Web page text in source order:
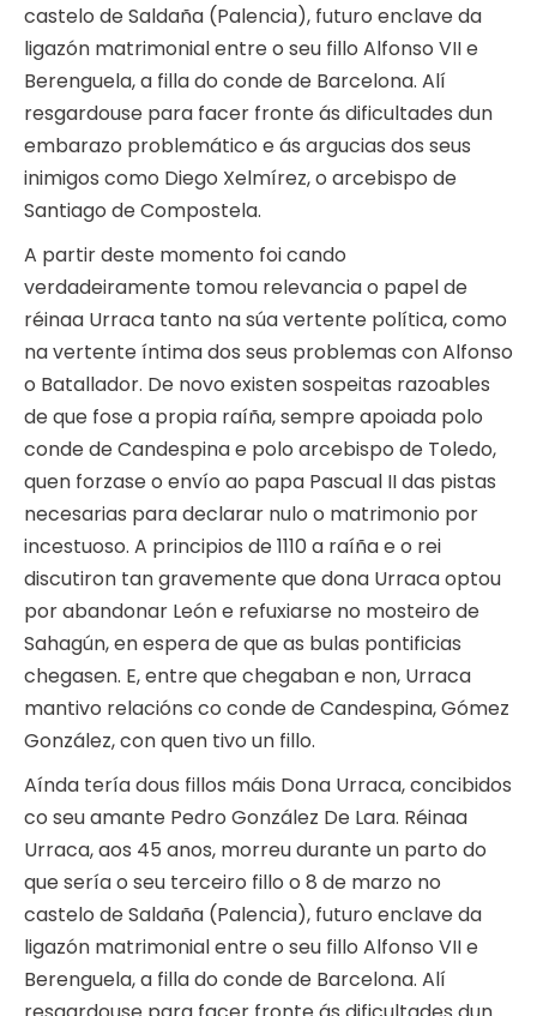
castelo de Saldaña (Palencia), futuro enclave da
ligazón matrimonial entre o seu fillo Alfonso VII e
Berenguela, a filla do conde de Barcelona. Alí
resgardouse para facer fronte ás dificultades dun
embarazo problemático e ás argucias dos seus
inimigos como Diego Xelmírez, o arcebispo de
Santiago de Compostela.
A partir deste momento foi cando
verdadeiramente tomou relevancia o papel de
réinaa Urraca tanto na súa vertente política, como
na vertente íntima dos seus problemas con Alfonso
o Batallador. De novo existen sospeitas razoables
de que fose a propia raíña, sempre apoiada polo
conde de Candespina e polo arcebispo de Toledo,
quen forzase o envío ao papa Pascual II das pistas
necesarias para declarar nulo o matrimonio por
incestuoso. A principios de 1110 a raíña e o rei
discutiron tan gravemente que dona Urraca optou
por abandonar León e refuxiarse no mosteiro de
Sahagún, en espera de que as bulas pontificias
chegasen. E, entre que chegaban e non, Urraca
mantivo relacións co conde de Candespina, Gómez
González, con quen tivo un fillo.
Aínda tería dous fillos máis Dona Urraca, concibidos
co seu amante Pedro González De Lara. Réinaa
Urraca, aos 45 anos, morreu durante un parto do
que sería o seu terceiro fillo o 8 de marzo no
castelo de Saldaña (Palencia), futuro enclave da
ligazón matrimonial entre o seu fillo Alfonso VII e
Berenguela, a filla do conde de Barcelona. Alí